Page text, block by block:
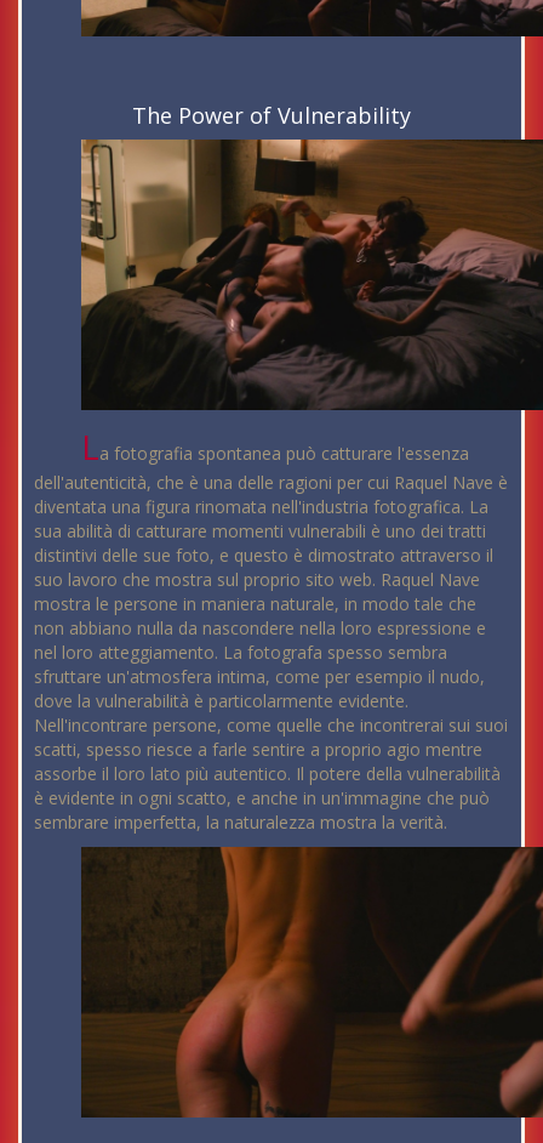
The Power of Vulnerability
La fotografia spontanea può catturare l'essenza
dell'autenticità, che è una delle ragioni per cui Raquel Nave è
diventata una figura rinomata nell'industria fotografica. La
sua abilità di catturare momenti vulnerabili è uno dei tratti
distintivi delle sue foto, e questo è dimostrato attraverso il
suo lavoro che mostra sul proprio sito web. Raquel Nave
mostra le persone in maniera naturale, in modo tale che
non abbiano nulla da nascondere nella loro espressione e
nel loro atteggiamento. La fotografa spesso sembra
sfruttare un'atmosfera intima, come per esempio il nudo,
dove la vulnerabilità è particolarmente evidente.
Nell'incontrare persone, come quelle che incontrerai sui suoi
scatti, spesso riesce a farle sentire a proprio agio mentre
assorbe il loro lato più autentico. Il potere della vulnerabilità
è evidente in ogni scatto, e anche in un'immagine che può
sembrare imperfetta, la naturalezza mostra la verità.